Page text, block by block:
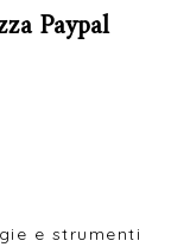
Paypal
e strumenti